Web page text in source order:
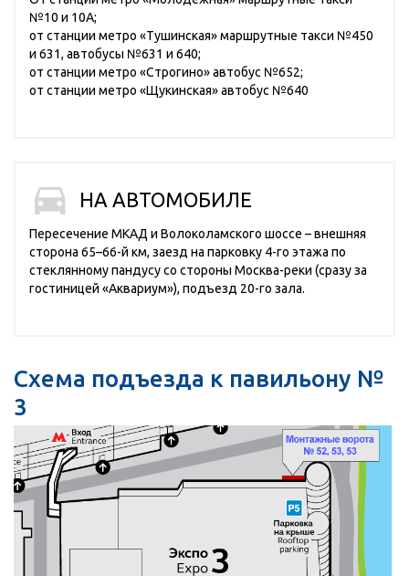
№10 и 10А;
от станции метро «Тушинская» маршрутные такси №450
и 631, автобусы №631 и 640;
от станции метро «Строгино» автобус №652;
от станции метро «Щукинская» автобус №640
НА АВТОМОБИЛЕ
Пересечение МКАД и Волоколамского шоссе – внешняя
сторона 65–66-й км, заезд на парковку 4-го этажа по
стеклянному пандусу со стороны Москва-реки (сразу за
гостиницей «Аквариум»), подъезд 20-го зала.
Схема подъезда к павильону №
3